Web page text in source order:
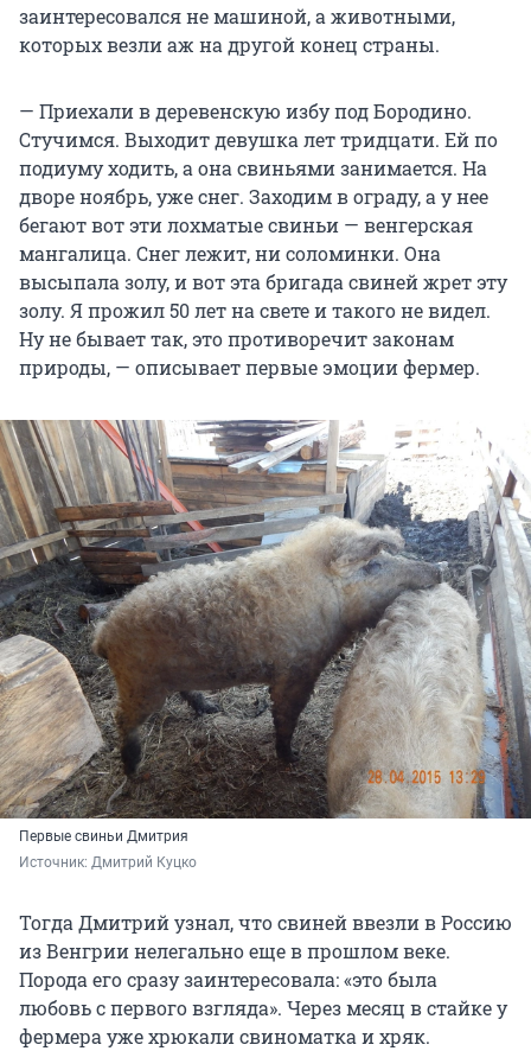
заинтересовался не машиной, а животными,
которых везли аж на другой конец страны.
— Приехали в деревенскую избу под Бородино.
Стучимся. Выходит девушка лет тридцати. Ей по
подиуму ходить, а она свиньями занимается. На
дворе ноябрь, уже снег. Заходим в ограду, а у нее
бегают вот эти лохматые свиньи — венгерская
мангалица. Снег лежит, ни соломинки. Она
высыпала золу, и вот эта бригада свиней жрет эту
золу. Я прожил 50 лет на свете и такого не видел.
Ну не бывает так, это противоречит законам
природы, — описывает первые эмоции фермер.
Первые свиньи Дмитрия
Источник: Дмитрий Куцко
Тогда Дмитрий узнал, что свиней ввезли в Россию
из Венгрии нелегально еще в прошлом веке.
Порода его сразу заинтересовала: «это была
любовь с первого взгляда». Через месяц в стайке у
фермера уже хрюкали свиноматка и хряк.